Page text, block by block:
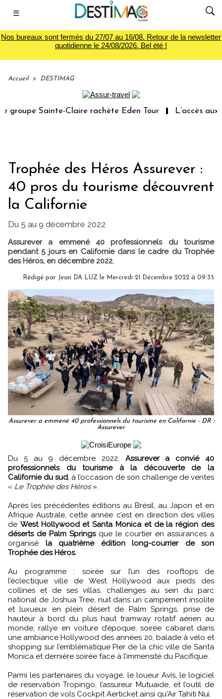
☰
Nos bureaux sont fermés du 27/07 au 16/08. Retour de la newsletter
quotidienne le 24/08/2026. Bel été !
Accueil > DESTIMAG
Sainte-Claire rachète Eden Tour L’accès aux
Trophée des Héros Assurever :
40 pros du tourisme découvrent
la Californie
Du 5 au 9 décembre 2022
Assurever a emmené 40 professionnels du tourisme
pendant 5 jours en Californie dans le cadre du Trophée
des Héros, en décembre 2022.
Rédigé par Jean DA LUZ le Mercredi 21 Décembre 2022 à 09:35
Assurever a emmené 40 professionnels du tourisme en Californie - DR :
Assurever
Du 5 au 9 décembre 2022, Assurever a convié 40
professionnels du tourisme à la découverte de la
Californie du sud , à l’occasion de son challenge de ventes
« Le Trophée des Héros».
Après les précédentes éditions au Brésil, au Japon et en
Afrique Australe, cette année c’est en direction des villes
de West Hollywood et Santa Monica et de la région des
déserts de Palm Springsque le courtier en assurances a
organisé la quatrième édition long-courrier de son
Trophée des Héros.
Au programme : soirée sur l’un des rooftops de
l’éclectique ville de West Hollywood aux pieds des
collines et de ses villas, challenges au sein du parc
national de Joshua Tree, nuit dans un campement insolite
et luxueux en plein désert de Palm Springs, prise de
hauteur à bord du plus haut tramway rotatif aérien au
monde, rallye en voiture d’époque, soirée cabaret dans
une ambiance Hollywood des années 20, balade à vélo et
shopping sur l’emblématique Pier de la chic ville de Santa
Monica et dernière soirée face à l’immensité du Pacifique.
Parmi les partenaires du voyage, le loueur Avis, le logiciel
de réservation Tropingo, l’assureur Mutuaide, et l’outil de
réservation de vols Cockpit Aerticket ainsi qu'Air Tahiti Nui.